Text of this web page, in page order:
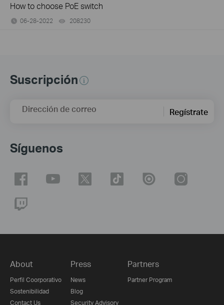
How to choose PoE switch
06-28-2022 208230
Suscripción
Dirección de correo Regístrate
Síguenos
About
Perfil Coorporativo
Sostenibilidad
Contact Us
Press
News
Blog
Security Advisory
Partners
Partner Program